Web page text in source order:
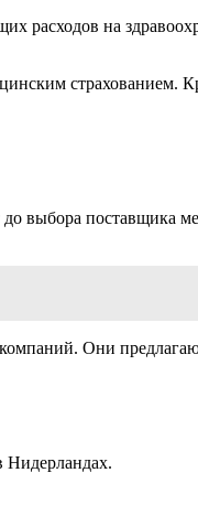
расходов на
страхованием.
выбора поставщика
Они
Нидерландах.